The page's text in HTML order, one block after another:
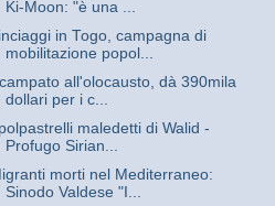
Ki-Moon: "è una ...
in Togo, campagna di
mobilitazione popol...
all'olocausto, dà 390mila
dollari per i c...
polpastrelli maledetti di Walid -
Profugo Sirian...
morti nel Mediterraneo:
Sinodo Valdese "I...